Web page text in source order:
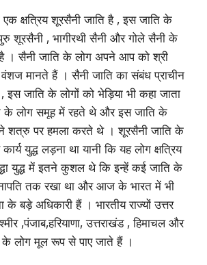
एक क्षत्रिय शूरसैनी जाति है , इस जाति के
शूरसैनी , भागीरथी सैनी और गोले सैनी के
। सैनी जाति के लोग अपने आप को श्री
मानते हैं । सैनी जाति का संबंध प्राचीन
जाति के लोगों को भेड़िया भी कहा जाता
के लोग समूह में रहते थे और इस जाति के
शत्रु पर हमला करते थे । शूरसैनी जाति के
युद्ध लड़ना था यानी कि यह लोग क्षत्रिय
युद्ध में इतने कुशल थे कि इन्हें कई जाति के
तक रखा था और आज के भारत में भी
के बड़े अधिकारी हैं । भारतीय राज्यों उत्तर
,पंजाब,हरियाणा, उत्तराखंड , हिमाचल और
के लोग मूल रूप से पाए जाते हैं ।